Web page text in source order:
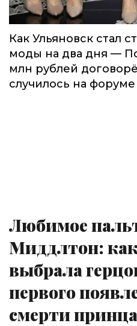
Как Ульяновск стал
моды на два дня —
млн рублей
случилось на
Любимое
Миддлтон:
выбрала
первого
смерти